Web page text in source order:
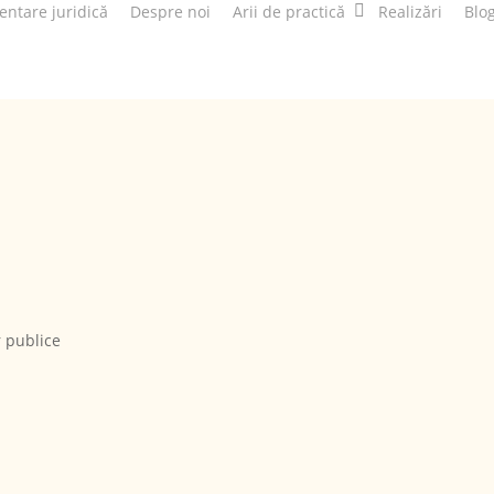
juridică Despre noi Arii de practică Realizări
publice